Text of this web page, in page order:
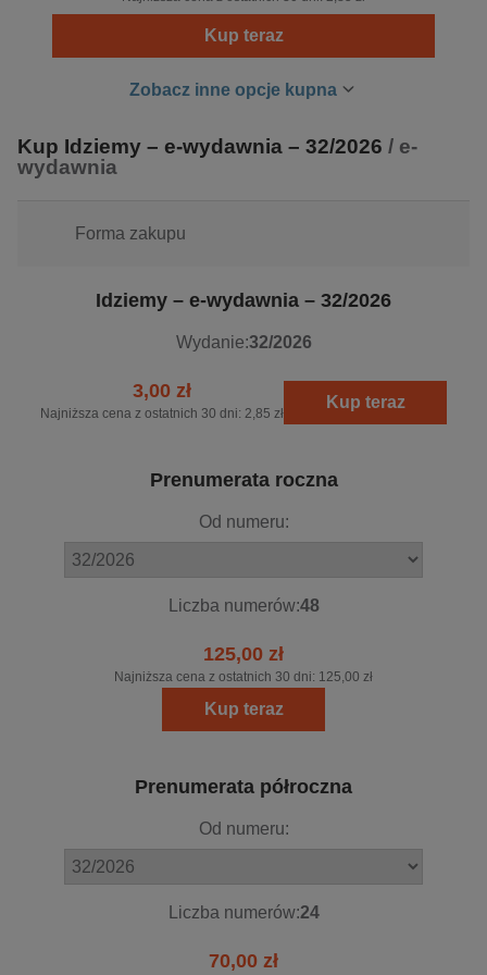
taką samą naturalnością, jak do polityki, kultury i życia
społecznego. Na łamachIdziemypublikuje swoje artykuły
warszawscy duchowni.
Kup teraz
Zobacz inne opcje kupna
Kup Idziemy – e-wydawnia – 32/2026 / e-
wydawnia
Forma zakupu
Idziemy – e-wydawnia – 32/2026
Wydanie:32/2026
3,00 zł
Najniższa cena z ostatnich 30 dni: 2,85 zł
Kup teraz
Prenumerata roczna
Od numeru:
Liczba numerów:48
125,00 zł
Najniższa cena z ostatnich 30 dni: 125,00 zł
Kup teraz
Prenumerata półroczna
Od numeru:
Liczba numerów:24
70,00 zł